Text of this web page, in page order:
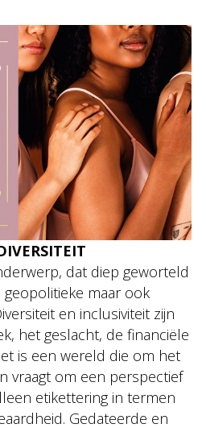
dat diep geworteld
maar ook
en inclusiviteit zijn
het geslacht, de financiële
is een wereld die om het
vraagt om een perspectief
etikettering in termen
Gedateerde en